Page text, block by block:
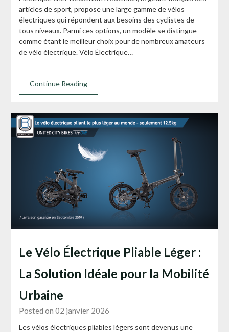
articles de sport, propose une large gamme de vélos
électriques qui répondent aux besoins des cyclistes de
tous niveaux. Parmi ces options, un modèle se distingue
comme étant le meilleur choix pour de nombreux amateurs
de vélo électrique. Vélo Électrique…
Continue Reading
Le Vélo Électrique Pliable Léger :
La Solution Idéale pour la Mobilité
Urbaine
Posted on 02 janvier 2026
Les vélos électriques pliables légers sont devenus une